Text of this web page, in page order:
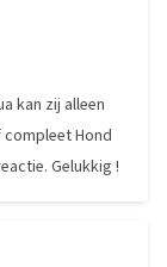
kan zij alleen
Hond
Gelukkig !